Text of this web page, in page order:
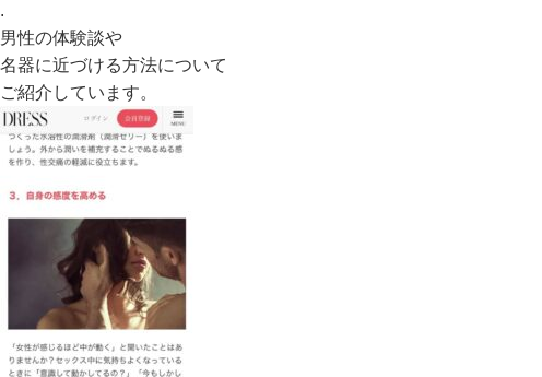
.
男性の体験談や
名器に近づける方法について
ご紹介しています。